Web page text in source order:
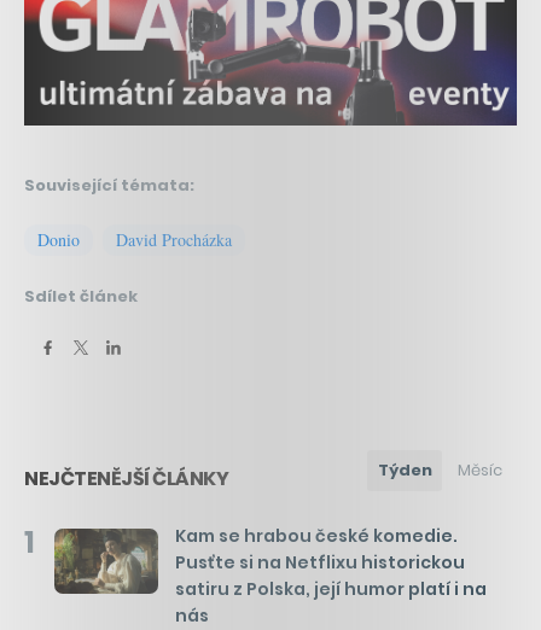
Související témata:
Donio David Procházka
Sdílet článek
NEJČTENĚJŠÍ ČLÁNKY Týden Měsíc
1
Kam se hrabou české komedie.
Pusťte si na Netflixu historickou
satiru z Polska, její humor platí i na
nás